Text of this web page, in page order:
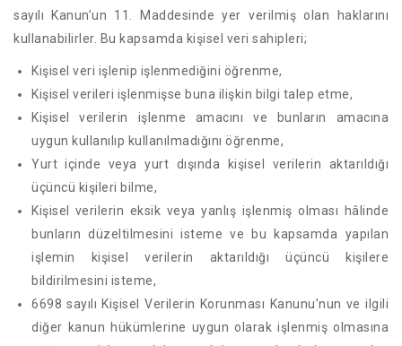
sayılı Kanun’un 11. Maddesinde yer verilmiş olan haklarını
kullanabilirler. Bu kapsamda kişisel veri sahipleri;
Kişisel veri işlenip işlenmediğini öğrenme,
Kişisel verileri işlenmişse buna ilişkin bilgi talep etme,
Kişisel verilerin işlenme amacını ve bunların amacına
uygun kullanılıp kullanılmadığını öğrenme,
Yurt içinde veya yurt dışında kişisel verilerin aktarıldığı
üçüncü kişileri bilme,
Kişisel verilerin eksik veya yanlış işlenmiş olması hâlinde
bunların düzeltilmesini isteme ve bu kapsamda yapılan
işlemin kişisel verilerin aktarıldığı üçüncü kişilere
bildirilmesini isteme,
6698 sayılı Kişisel Verilerin Korunması Kanunu’nun ve ilgili
diğer kanun hükümlerine uygun olarak işlenmiş olmasına